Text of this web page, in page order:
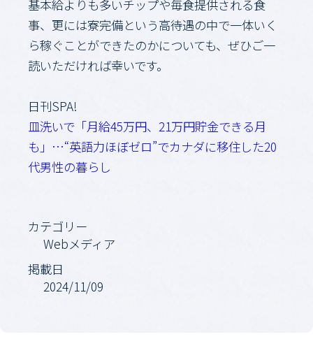
基本給よりも多いチップや毎食提供される食
事、更には寮完備という高待遇の中で一体いく
ら稼ぐことができたのかについても、ぜひご一
読いただければ幸いです。
日刊SPA!
皿洗いで「月給45万円、21万円貯金できる月
も」…“英語力ほぼゼロ”でカナダに移住した20
代男性の暮らし
カテゴリー
Webメディア
掲載日
2024/11/09